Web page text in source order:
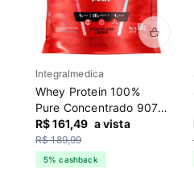
Integralmedica
Whey Protein 100%
Pure Concentrado 907g
Integralmedica Cookies
R$ 161,49 a vista
R$ 189,99
5% cashback